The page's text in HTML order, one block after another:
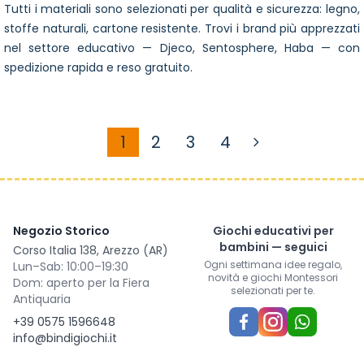
Tutti i materiali sono selezionati per qualità e sicurezza: legno,
stoffe naturali, cartone resistente. Trovi i brand più apprezzati
nel settore educativo — Djeco, Sentosphere, Haba — con
spedizione rapida e reso gratuito.
Attualmente stai leggendo
1 Pagina
2 Pagina
3 Pagina
4
Negozio Storico
Corso Italia 138, Arezzo (AR)
Lun–Sab: 10:00–19:30
Dom: aperto per la Fiera
Antiquaria
+39 0575 1596648
info@bindigiochi.it
Giochi educativi per
bambini — seguici
Ogni settimana idee regalo,
novità e giochi Montessori
selezionati per te.